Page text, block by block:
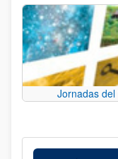
Jornadas